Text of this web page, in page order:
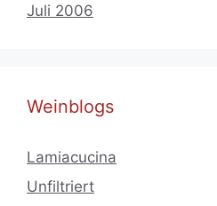
Juli 2006
Weinblogs
Lamiacucina
Unfiltriert